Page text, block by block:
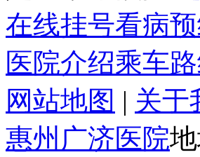
在线挂号看病
医院介绍乘车
网站地图 | 关于
惠州广济医院